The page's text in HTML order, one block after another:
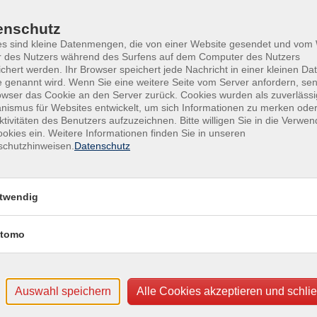
können sich ändern. Wir sind bemüht diese aktuell
leitet sich daraus ein Rechtsanspruch ab.
E-Mail
info@schlichtungsstelle-bgg.de
–
schlichtung@barrierefreiheit.bwl.de
barrierefreiheit@senatskanzlei.berlin.de
sind kleine Datenmengen, die von einer Website gesendet und vom
des Nutzers während des Surfens auf dem Computer des Nutzers
werden. Ihr Browser speichert jede Nachricht in einer kleinen
genannt wird. Wenn Sie eine weitere Seite vom Server anfordern,
das Cookie an den Server zurück. Cookies wurden als
für Websites entwickelt, um sich Informationen zu merken
des Benutzers aufzuzeichnen. Bitte willigen Sie in die
ein. Weitere Informationen finden Sie in unseren
Datenschutz
Auswahl speichern Alle Cookies akzeptieren und